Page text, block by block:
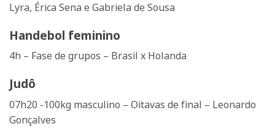
Lyra, Érica Sena e Gabriela de Sousa
Handebol feminino
4h – Fase de grupos – Brasil x Holanda
Judô
07h20 -100kg masculino – Oitavas de final – Leonardo
Gonçalves